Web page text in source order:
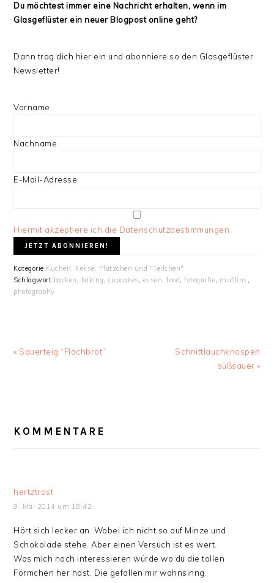
Du möchtest immer eine Nachricht erhalten, wenn im
Glasgeflüster ein neuer Blogpost online geht?
Dann trag dich hier ein und abonniere so den Glasgeflüster
Newsletter!
Vorname
Nachname
E-Mail-Adresse
Hiermit akzeptiere ich die Datenschutzbestimmungen
Kategorie:Kuchen. Kekse, Plätzchen und "Teilchen"
Schlagwort: backen , baking , cupcakes , essen,food ,fotografie, muffins ,
photography
Vorheriger
« Sauerteig “Flachbrot”
Nächster
Schnittlauchknospen
süßsauer »
INTERAKTIONEN
KOMMENTARE
hertztrost
9. Mai 2014 um 18:42
Hört sich lecker an. Wobei ich nicht so auf Minze und
Schokolade stehe. Aber einen Versuch ist es wert.
Was mich noch interessieren würde wo du die tollen
Förmchen her hast. Die gefallen mir wahnsinng.